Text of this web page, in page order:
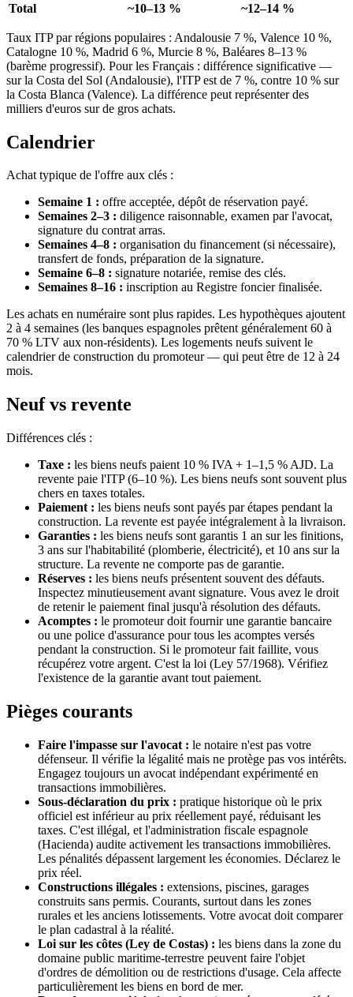
Total
~10–13 % ~12–14 %
Taux ITP par régions populaires : Andalousie 7 %, Valence 10 %,
Catalogne 10 %, Madrid 6 %, Murcie 8 %, Baléares 8–13 %
(barème progressif). Pour les Français : différence significative —
sur la Costa del Sol (Andalousie), l'ITP est de 7 %, contre 10 % sur
la Costa Blanca (Valence). La différence peut représenter des
milliers d'euros sur de gros achats.
Calendrier
Achat typique de l'offre aux clés :
Semaine 1 : offre acceptée, dépôt de réservation payé.
Semaines 2–3 : diligence raisonnable, examen par l'avocat,
signature du contrat arras.
Semaines 4–8 : organisation du financement (si nécessaire),
transfert de fonds, préparation de la signature.
Semaine 6–8 : signature notariée, remise des clés.
Semaines 8–16 : inscription au Registre foncier finalisée.
Les achats en numéraire sont plus rapides. Les hypothèques ajoutent
2 à 4 semaines (les banques espagnoles prêtent généralement 60 à
70 % LTV aux non-résidents). Les logements neufs suivent le
calendrier de construction du promoteur — qui peut être de 12 à 24
mois.
Neuf vs revente
Différences clés :
Taxe : les biens neufs paient 10 % IVA + 1–1,5 % AJD. La
revente paie l'ITP (6–10 %). Les biens neufs sont souvent plus
chers en taxes totales.
Paiement : les biens neufs sont payés par étapes pendant la
construction. La revente est payée intégralement à la livraison.
Garanties : les biens neufs sont garantis 1 an sur les finitions,
3 ans sur l'habitabilité (plomberie, électricité), et 10 ans sur la
structure. La revente ne comporte pas de garantie.
Réserves : les biens neufs présentent souvent des défauts.
Inspectez minutieusement avant signature. Vous avez le droit
de retenir le paiement final jusqu'à résolution des défauts.
Acomptes : le promoteur doit fournir une garantie bancaire
ou une police d'assurance pour tous les acomptes versés
pendant la construction. Si le promoteur fait faillite, vous
récupérez votre argent. C'est la loi (Ley 57/1968). Vérifiez
l'existence de la garantie avant tout paiement.
Pièges courants
Faire l'impasse sur l'avocat : le notaire n'est pas votre
défenseur. Il vérifie la légalité mais ne protège pas vos intérêts.
Engagez toujours un avocat indépendant expérimenté en
transactions immobilières.
Sous-déclaration du prix : pratique historique où le prix
officiel est inférieur au prix réellement payé, réduisant les
taxes. C'est illégal, et l'administration fiscale espagnole
(Hacienda) audite activement les transactions immobilières.
Les pénalités dépassent largement les économies. Déclarez le
prix réel.
Constructions illégales : extensions, piscines, garages
construits sans permis. Courants, surtout dans les zones
rurales et les anciens lotissements. Votre avocat doit comparer
le plan cadastral à la réalité.
Loi sur les côtes (Ley de Costas) : les biens dans la zone du
domaine public maritime-terrestre peuvent faire l'objet
d'ordres de démolition ou de restrictions d'usage. Cela affecte
particulièrement les biens en bord de mer.